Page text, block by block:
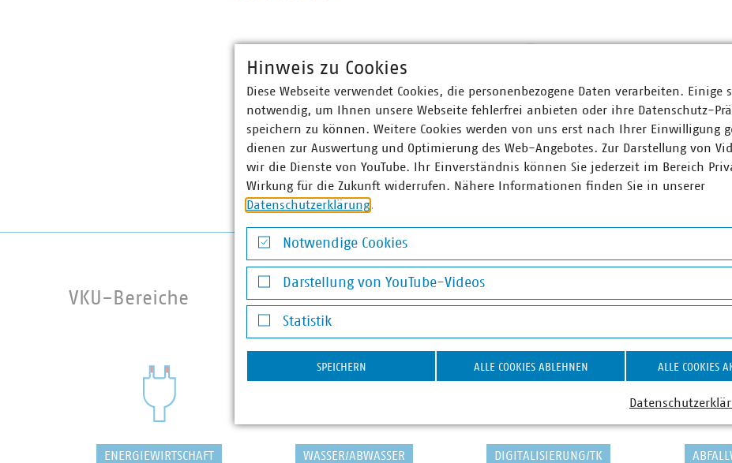
VKU-Bereiche
ENERGIEWIRTSCHAFT WASSER/ABWASSER DIGITALISIERUNG/TK
Hinweis zu Cookies
Diese Webseite verwendet Cookies, die personenbezogene Daten verarbeiten. Einige
notwendig, um Ihnen unsere Webseite fehlerfrei anbieten oder ihre Datenschutz-
speichern zu können. Weitere Cookies werden von uns erst nach Ihrer Einwilligung
dienen zur Auswertung und Optimierung des Web-Angebotes. Zur Darstellung von
wir die Dienste von YouTube. Ihr Einverständnis können Sie jederzeit im Bereich
Wirkung für die Zukunft widerrufen. Nähere Informationen finden Sie in unserer
Datenschutzerklärung.
Notwendige Cookies
Notwendige Cookies
Darstellung von YouTube-Videos
Darstellung von YouTube-Videos
Statistik
Statistik
SPEICHERN ALLE COOKIES ABLEHNEN ALLE COOKIES